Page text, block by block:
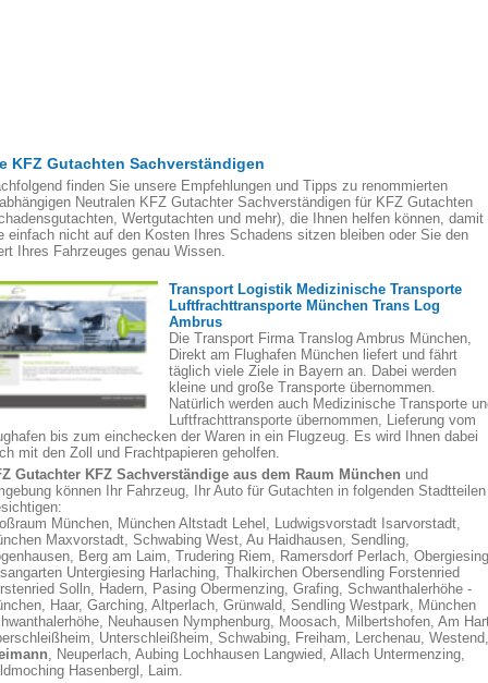
KFZ Gutachten Sachverständigen
finden Sie unsere Empfehlungen und Tipps zu renommierten
Neutralen KFZ Gutachter Sachverständigen für KFZ Gutachten
Wertgutachten und mehr), die Ihnen helfen können, damit
einfach nicht auf den Kosten Ihres Schadens sitzen bleiben oder Sie den
Ihres Fahrzeuges genau Wissen.
Transport Logistik Medizinische Transporte
Luftfrachttransporte München Trans Log
Ambrus
Die Transport Firma Translog Ambrus München,
Direkt am Flughafen München liefert und fährt
täglich viele Ziele in Bayern an. Dabei werden
kleine und große Transporte übernommen.
Natürlich werden auch Medizinische Transporte
Luftfrachttransporte übernommen, Lieferung vom
bis zum einchecken der Waren in ein Flugzeug. Es wird Ihnen dabei
mit den Zoll und Frachtpapieren geholfen.
Gutachter KFZ Sachverständige aus dem Raum München und
können Ihr Fahrzeug, Ihr Auto für Gutachten in folgenden Stadtteilen
München, München Altstadt Lehel, Ludwigsvorstadt Isarvorstadt,
Maxvorstadt, Schwabing West, Au Haidhausen, Sendling,
Berg am Laim, Trudering Riem, Ramersdorf Perlach, Obergiesing
Untergiesing Harlaching, Thalkirchen Obersendling Forstenried
Solln, Hadern, Pasing Obermenzing, Grafing, Schwanthalerhöhe -
Haar, Garching, Altperlach, Grünwald, Sendling Westpark, München
Neuhausen Nymphenburg, Moosach, Milbertshofen, Am
Unterschleißheim, Schwabing, Freiham, Lerchenau, Westend,
, Neuperlach, Aubing Lochhausen Langwied, Allach Untermenzing,
Hasenbergl, Laim.